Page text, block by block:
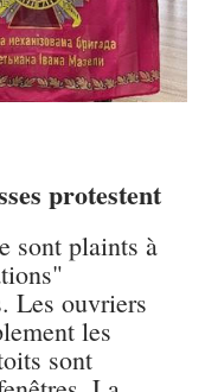
protestent
sont plaints à
Les ouvriers
les
sont